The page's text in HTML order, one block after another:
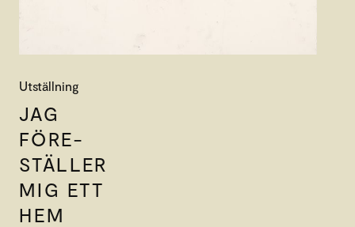
Utställning
JAG
FÖRE-
STÄLLER
MIG ETT
HEM